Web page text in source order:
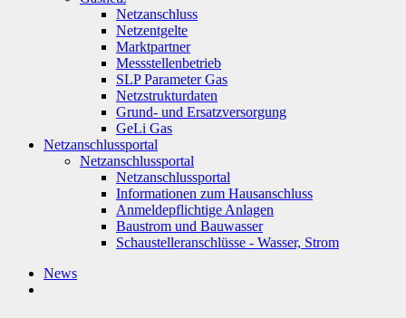
Netzanschluss
Netzentgelte
Marktpartner
Messstellenbetrieb
SLP Parameter Gas
Netzstrukturdaten
Grund- und Ersatzversorgung
GeLi Gas
Netzanschlussportal
Netzanschlussportal
Netzanschlussportal
Informationen zum Hausanschluss
Anmeldepflichtige Anlagen
Baustrom und Bauwasser
Schaustelleranschlüsse - Wasser, Strom
News